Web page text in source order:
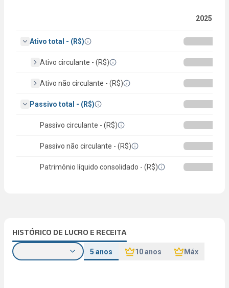
2025
Ativo total - (R$)
Ativo circulante - (R$)
Ativo não circulante - (R$)
Passivo total - (R$)
Passivo circulante - (R$)
Passivo não circulante - (R$)
Patrimônio líquido consolidado - (R$)
HISTÓRICO DE LUCRO E RECEITA
5 anos 10 anos Máx